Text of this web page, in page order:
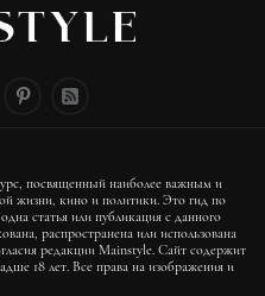
посвященный наиболее важным и
жизни, кино и политики. Это гид по
статья или публикация с данного
распространена или использована
редакции Mainstyle. Сайт содержит
18 лет. Все права на изображения и